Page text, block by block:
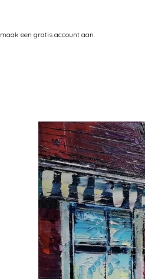
maak een gratis account aan.